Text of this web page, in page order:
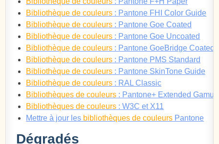
Bibliothèque de couleurs : Pantone FHI Color Guide
Bibliothèque de couleurs : Pantone Goe Coated
Bibliothèque de couleurs : Pantone Goe Uncoated
Bibliothèque de couleurs : Pantone GoeBridge Coated
Bibliothèque de couleurs : Pantone PMS Standard
Bibliothèque de couleurs : Pantone SkinTone Guide
Bibliothèque de couleurs : RAL Classic
Bibliothèques de couleurs : Pantone+ Extended Gamut
Bibliothèques de couleurs : W3C et X11
Mettre à jour les bibliothèques de couleurs Pantone
Dégradés